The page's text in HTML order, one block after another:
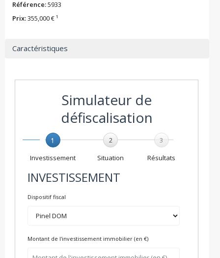
Référence:5933
Prix:355,000 € ¹
Caractéristiques
Simulateur de
défiscalisation
1
Investissement
2
Situation
3
Résultats
INVESTISSEMENT
Dispositif fiscal
Montant de l'investissement immobilier (en €)